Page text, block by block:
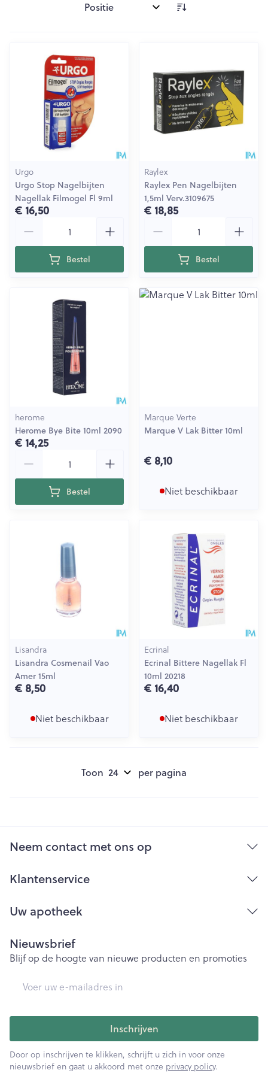
Sorteer op:
Urgo
Urgo Stop Nagelbijten
Nagellak Filmogel Fl 9ml
€ 16,50
Bestel
Raylex
Raylex Pen Nagelbijten
1,5ml Verv.3109675
€ 18,85
Bestel
herome
Herome Bye Bite 10ml 2090
€ 14,25
Bestel
Marque Verte
Marque V Lak Bitter 10ml
€ 8,10
Niet beschikbaar
Lisandra
Lisandra Cosmenail Vao
Amer 15ml
€ 8,50
Niet beschikbaar
Ecrinal
Ecrinal Bittere Nagellak Fl
10ml 20218
€ 16,40
Niet beschikbaar
Toon per pagina
Neem contact met ons op
Klantenservice
Uw apotheek
Nieuwsbrief
Blijf op de hoogte van nieuwe producten en promoties
Inschrijven
Door op inschrijven te klikken, schrijft u zich in voor onze
nieuwsbrief en gaat u akkoord met onze privacy policy.